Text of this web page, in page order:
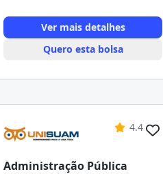
Ver mais detalhes
Quero esta bolsa
4.4
Administração Pública